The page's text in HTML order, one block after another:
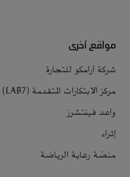
مواقع أخرى
شركة أرامكو للتجارة
مركز الابتكارات المتقدمة (LAB7)
واعد فينتشرز
إثراء
منصّة رعاية الرياضة